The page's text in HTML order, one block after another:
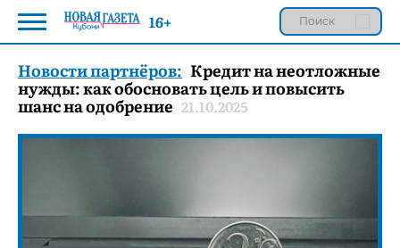
Новости партнёров: Кредит на неотложные
нужды: как обосновать цель и повысить
шанс на одобрение 21.10.2025
16+